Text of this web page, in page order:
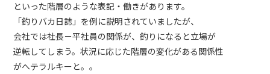
といった階層のような表記・働きがあります。
「釣りバカ日誌」を例に説明されていましたが、
会社では社長－平社員の関係が、釣りになると立場が
逆転してしまう。状況に応じた階層の変化がある関係性
がへテラルキーと。。